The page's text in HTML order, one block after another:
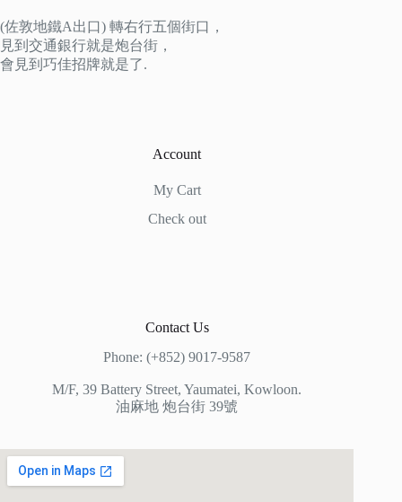
(佐敦地鐵A出口) 轉右行五個街口，
見到交通銀行就是炮台街，
會見到巧佳招牌就是了.
Account
My Cart
Check out
Contact Us
Phone: (+852) 9017-9587
M/F, 39 Battery Street, Yaumatei, Kowloon.
油麻地 炮台街 39號